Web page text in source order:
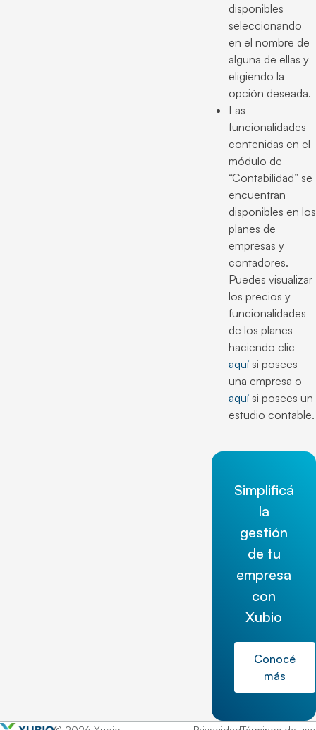
disponibles
seleccionando
en el nombre de
alguna de ellas y
eligiendo la
opción deseada.
Las
funcionalidades
contenidas en el
módulo de
“Contabilidad” se
encuentran
disponibles en los
planes de
empresas y
contadores.
Puedes visualizar
los precios y
funcionalidades
de los planes
haciendo clic
aquí si posees
una empresa o
aquí si posees un
estudio contable.
Simplificá
la
gestión
de tu
empresa
con
Xubio
Conocé
más